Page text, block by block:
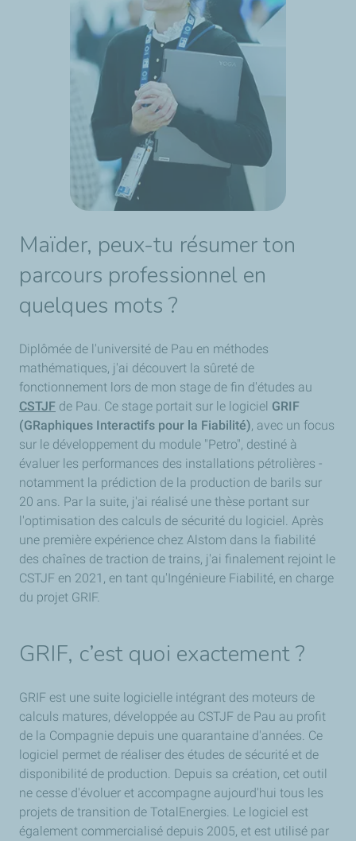
Maïder, peux-tu résumer ton
parcours professionnel en
quelques mots ?
Diplômée de l'université de Pau en méthodes
mathématiques, j'ai découvert la sûreté de
fonctionnement lors de mon stage de fin d'études au
CSTJF de Pau. Ce stage portait sur le logiciel GRIF
(GRaphiques Interactifs pour la Fiabilité), avec un focus
sur le développement du module "Petro", destiné à
évaluer les performances des installations pétrolières -
notamment la prédiction de la production de barils sur
20 ans. Par la suite, j'ai réalisé une thèse portant sur
l'optimisation des calculs de sécurité du logiciel. Après
une première expérience chez Alstom dans la fiabilité
des chaînes de traction de trains, j'ai finalement rejoint le
CSTJF en 2021, en tant qu'Ingénieure Fiabilité, en charge
du projet GRIF.
GRIF, c’est quoi exactement ?
GRIF est une suite logicielle intégrant des moteurs de
calculs matures, développée au CSTJF de Pau au profit
de la Compagnie depuis une quarantaine d'années. Ce
logiciel permet de réaliser des études de sécurité et de
disponibilité de production. Depuis sa création, cet outil
ne cesse d'évoluer et accompagne aujourd'hui tous les
projets de transition de TotalEnergies. Le logiciel est
également commercialisé depuis 2005, et est utilisé par